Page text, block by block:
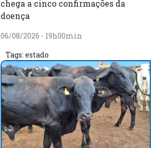
chega a cinco confirmações da
doença
06/08/2026 - 19h00min
Tags: estado